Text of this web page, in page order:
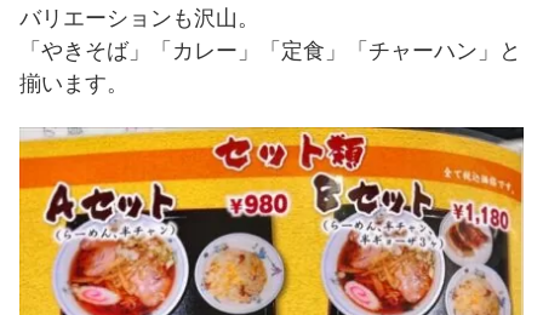
バリエーションも沢山。
「やきそば」「カレー」「定食」「チャーハン」と
揃います。